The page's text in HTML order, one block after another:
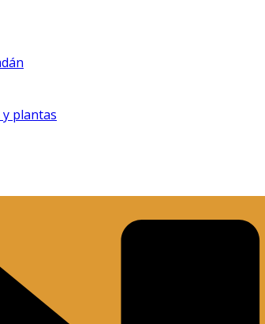
plantas